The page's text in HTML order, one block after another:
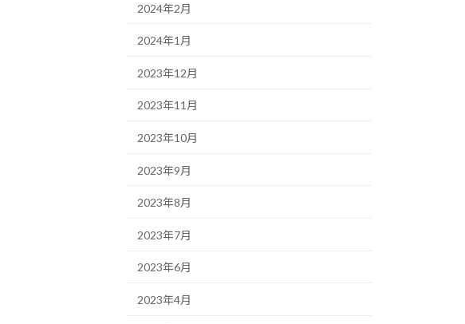
2024年2月
2024年1月
2023年12月
2023年11月
2023年10月
2023年9月
2023年8月
2023年7月
2023年6月
2023年4月